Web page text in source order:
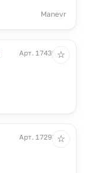
Manevr
Арт. 17439.30
☆
Арт. 17293.10
☆